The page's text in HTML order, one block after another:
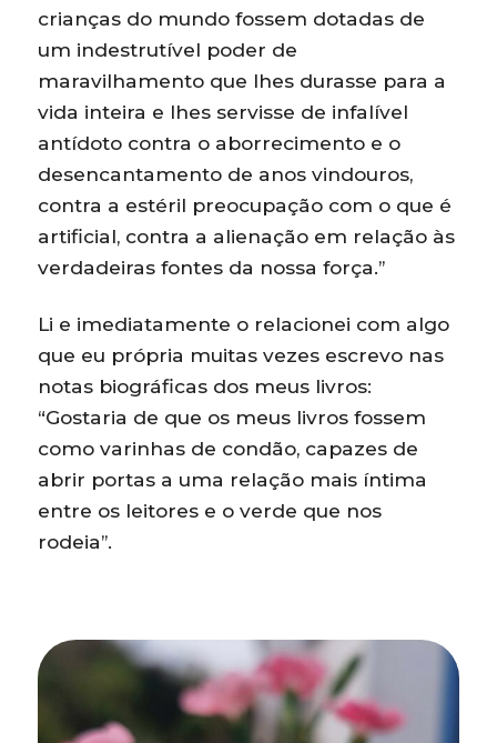
crianças do mundo fossem dotadas de
um indestrutível poder de
maravilhamento que lhes durasse para a
vida inteira e lhes servisse de infalível
antídoto contra o aborrecimento e o
desencantamento de anos vindouros,
contra a estéril preocupação com o que é
artificial, contra a alienação em relação às
verdadeiras fontes da nossa força.”
Li e imediatamente o relacionei com algo
que eu própria muitas vezes escrevo nas
notas biográficas dos meus livros:
“Gostaria de que os meus livros fossem
como varinhas de condão, capazes de
abrir portas a uma relação mais íntima
entre os leitores e o verde que nos
rodeia”.